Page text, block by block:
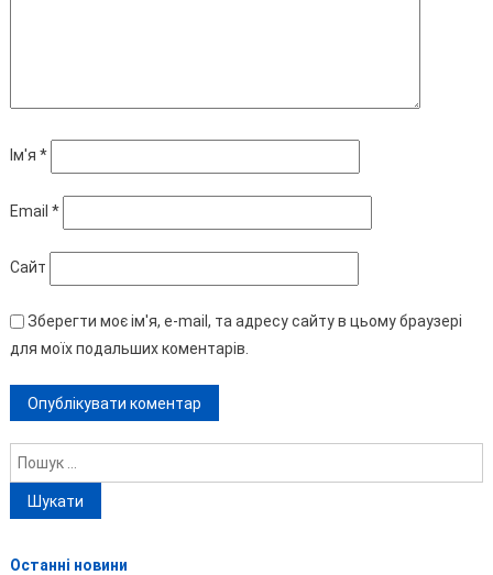
Ім'я *
Email *
Сайт
Зберегти моє ім'я, e-mail, та адресу сайту в цьому браузері
для моїх подальших коментарів.
Пошук:
Останні новини